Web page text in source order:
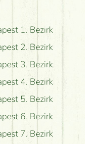
1. Bezirk
2. Bezirk
3. Bezirk
4. Bezirk
5. Bezirk
6. Bezirk
7. Bezirk